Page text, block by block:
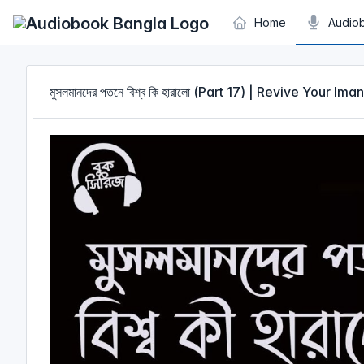
Home
মুসলমানদের পতনে বিশ্ব কি হারালো (Part 17) | Revive Your Iman